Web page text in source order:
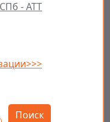
- ATT